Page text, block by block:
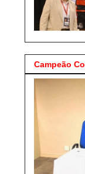
Campeão